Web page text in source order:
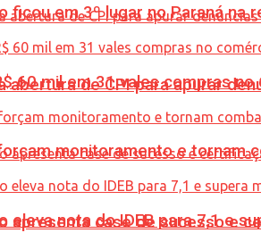
abertura de CPI para apurar
apresenta case de sucesso e
ficou em 3º lugar no Paraná na
60 mil em 31 vales compras
monitoramento e tornam
eleva nota do IDEB para 7,1 e